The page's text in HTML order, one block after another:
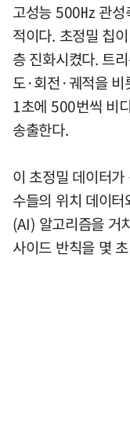
고성능 500㎐ 관성
적이다. 초정밀 칩
층 진화시켰다. 트
도·회전·궤적을 비
1초에 500번씩 비
송출한다.
이 초정밀 데이터
수들의 위치 데이
(AI) 알고리즘을 거
사이드 반칙을 몇